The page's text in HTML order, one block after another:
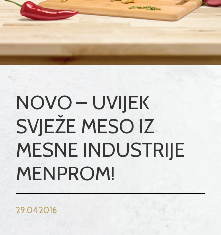
NOVO – UVIJEK
SVJEŽE MESO IZ
MESNE INDUSTRIJE
MENPROM!
29.04.2016